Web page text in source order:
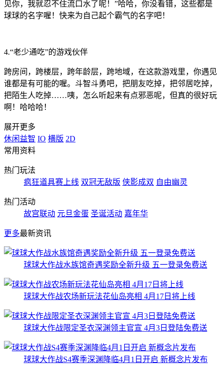
见你，我就忍不住流口水了呢！”哈哈，你没看错，这些都是
球球的名字喔！快来为自己起个霸气的名字吧！
4.“老少通吃”的游戏伙伴
跨房间，跨楼层，跨年龄层，跨地域，在这款游戏里，你遇见
谁都是有可能的喔。斗智斗勇吧，把朋友吃掉，把邻居吃掉，
把陌生人吃掉……咦，怎么听起来有点邪恶呢，但真的很好玩
啊！哈哈哈！
展开更多
休闲益智 IO 横版 2D
常用资料
热门玩法
疯狂道具赛上线 双冠无敌版 侠影成双 自由幽灵
热门活动
故宫联动 元旦金蛋 圣诞活动 嘉年华
更多最新资讯
球球大作战水族馆奇遇奖励全新升级 五一登录免费送
球球大作战农场新玩法花仙岛亮相 4月17日将上线
球球大作战限定圣衣深渊领主官宣 4月3日登陆免费送
球球大作战S4赛季深渊降临4月1日开启 新概念片发布